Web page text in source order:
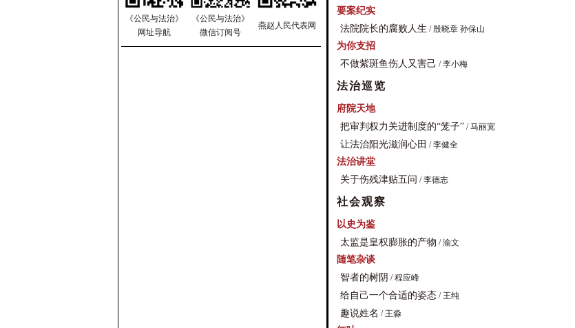
《公民与法治》
网址导航
《公民与法治》
微信订阅号
燕赵人民代表网
要案纪实
法院院长的腐败人生 / 殷晓章 孙保山
为你支招
不做紫斑鱼伤人又害己 / 李小梅
法治巡览
府院天地
把审判权力关进制度的“笼子” / 马丽宽
让法治阳光滋润心田 / 李健全
法治讲堂
关于伤残津贴五问 / 李德志
社会观察
以史为鉴
太监是皇权膨胀的产物 / 渝文
随笔杂谈
智者的树阴 / 程应峰
给自己一个合适的姿态 / 王纯
趣说姓名 / 王淼